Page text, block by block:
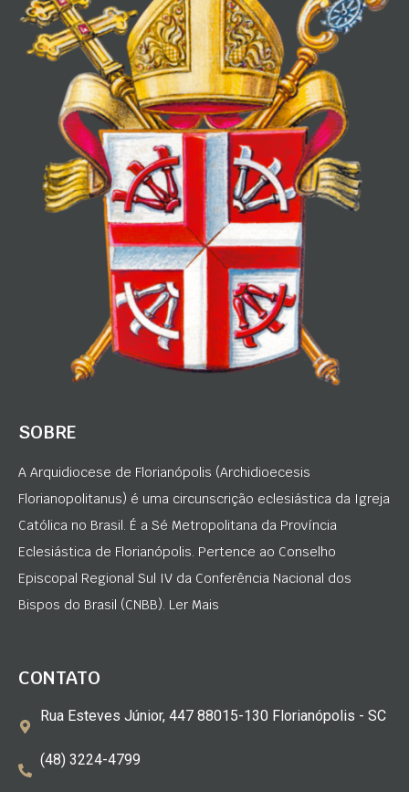
SOBRE
A Arquidiocese de Florianópolis (Archidioecesis
Florianopolitanus) é uma circunscrição eclesiástica da Igreja
Católica no Brasil. É a Sé Metropolitana da Província
Eclesiástica de Florianópolis. Pertence ao Conselho
Episcopal Regional Sul IV da Conferência Nacional dos
Bispos do Brasil (CNBB). Ler Mais
CONTATO
Rua Esteves Júnior, 447 88015-130 Florianópolis - SC
(48) 3224-4799